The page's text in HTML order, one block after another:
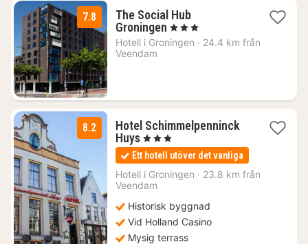
7.8
The Social Hub
Groningen 1
natt
från
, 3 Stjärnor
Hotell i Groningen · 24.4 km från
Veendam
8.2
Hotel Schimmelpenninck
Huys1
natt
från
1187
kr.
, 3 Stjärnor
Ett hotell utöver det vanliga
Hotell i Groningen · 23.8 km från
Veendam
Historisk byggnad
Vid Holland Casino
Mysig terrass